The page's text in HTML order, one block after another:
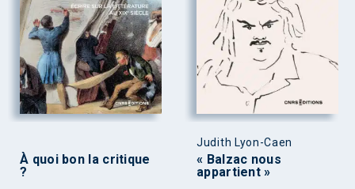
À quoi bon la critique
?
Judith Lyon-Caen
« Balzac nous
appartient »